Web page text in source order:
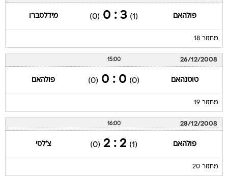
פולהאם (1)
3 : 0
(0) מידלסברו
מחזור 18
26/12/2008
15:00
טוטנהאם (0)
0 : 0
(0) פולהאם
מחזור 19
28/12/2008
16:00
פולהאם (1)
2 : 2
(0) צ'לסי
מחזור 20